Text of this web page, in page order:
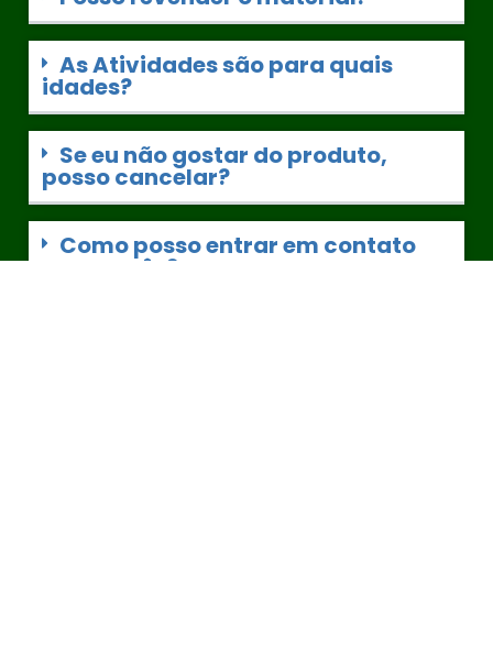
As Atividades são para quais
idades?
Se eu não gostar do produto,
posso cancelar?
Como posso entrar em contato
com vocês?